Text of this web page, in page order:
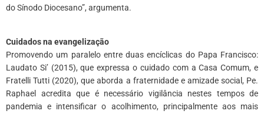
do Sínodo Diocesano”, argumenta.
Cuidados na evangelização
Promovendo um paralelo entre duas encíclicas do Papa Francisco:
Laudato Si’ (2015), que expressa o cuidado com a Casa Comum, e
Fratelli Tutti (2020), que aborda a fraternidade e amizade social, Pe.
Raphael acredita que é necessário vigilância nestes tempos de
pandemia e intensificar o acolhimento, principalmente aos mais